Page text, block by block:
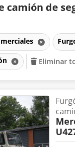
camión de
Eliminar